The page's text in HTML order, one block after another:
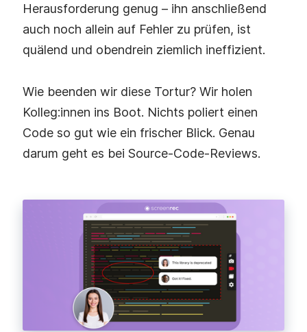
Herausforderung genug – ihn anschließend
auch noch allein auf Fehler zu prüfen, ist
quälend und obendrein ziemlich ineffizient.
Wie beenden wir diese Tortur? Wir holen
Kolleg:innen ins Boot. Nichts poliert einen
Code so gut wie ein frischer Blick. Genau
darum geht es bei Source-Code-Reviews.